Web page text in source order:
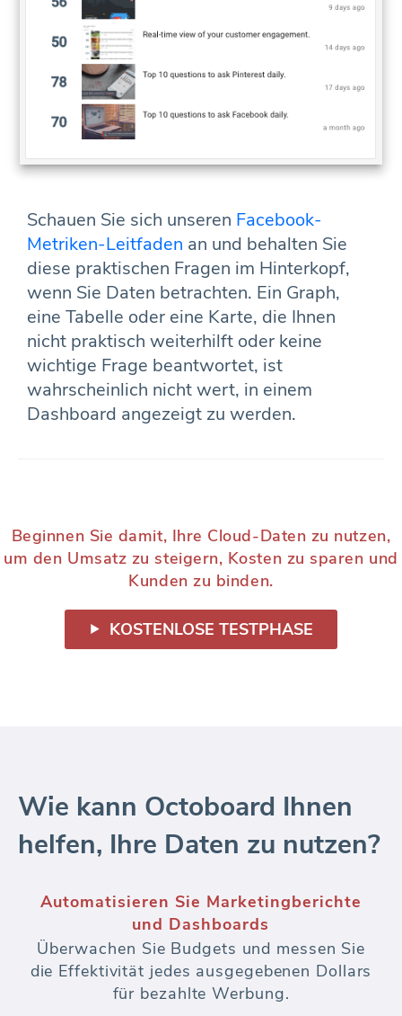
Schauen Sie sich unseren Facebook-
Metriken-Leitfaden an und behalten Sie
diese praktischen Fragen im Hinterkopf,
wenn Sie Daten betrachten. Ein Graph,
eine Tabelle oder eine Karte, die Ihnen
nicht praktisch weiterhilft oder keine
wichtige Frage beantwortet, ist
wahrscheinlich nicht wert, in einem
Dashboard angezeigt zu werden.
Beginnen Sie damit, Ihre Cloud-Daten zu nutzen,
um den Umsatz zu steigern, Kosten zu sparen und
Kunden zu binden.
KOSTENLOSE TESTPHASE
Wie kann Octoboard Ihnen
helfen, Ihre Daten zu nutzen?
SEO Keyword-Rank-Analyse - über mehrere
Standorte, Sprachen und Domains hinweg.
Verfolgen Sie Änderungen der Keyword-
Position im Laufe der Zeit. Fügen Sie der
automatisierten Berichterstellung und dem